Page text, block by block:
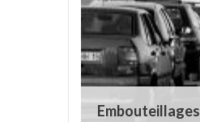
Embouteillages